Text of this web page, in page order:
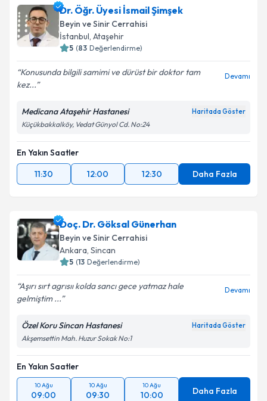
Dr. Öğr. Üyesi İsmail Şimşek
Beyin ve Sinir Cerrahisi
İstanbul, Ataşehir
5 (83 Değerlendirme)
Konusunda bilgili samimi ve dürüst bir doktor tam
kez...
Devamı
Medicana Ataşehir Hastanesi Haritada Göster
Küçükbakkalköy, Vedat Günyol Cd. No:24
En Yakın Saatler
11:30
12:00 12:30 Daha Fazla
Doç. Dr. Göksal Günerhan
Beyin ve Sinir Cerrahisi
Ankara, Sincan
5 (13 Değerlendirme)
Aşırı sırt agrısıı kolda sancı gece yatmaz hale
gelmiştim ...
Devamı
Özel Koru Sincan Hastanesi Haritada Göster
Akşemsettin Mah. Huzur Sokak No:1
En Yakın Saatler
10 Ağu
09:00
10 Ağu
09:30
10 Ağu
10:00 Daha Fazla